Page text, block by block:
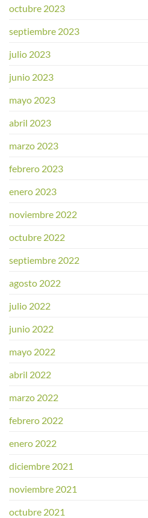
octubre 2023
septiembre 2023
julio 2023
junio 2023
mayo 2023
abril 2023
marzo 2023
febrero 2023
enero 2023
noviembre 2022
octubre 2022
septiembre 2022
agosto 2022
julio 2022
junio 2022
mayo 2022
abril 2022
marzo 2022
febrero 2022
enero 2022
diciembre 2021
noviembre 2021
octubre 2021